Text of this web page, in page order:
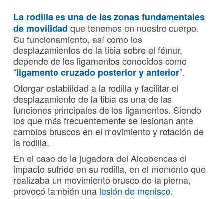
La rodilla es una de las zonas fundamentales
de movilidad que tenemos en nuestro cuerpo.
Su funcionamiento, así como los
desplazamientos de la tibia sobre el fémur,
depende de los ligamentos conocidos como
“ligamento cruzado posterior y anterior”.
Otorgar estabilidad a la rodilla y facilitar el
desplazamiento de la tibia es una de las
funciones principales de los ligamentos. Siendo
los que más frecuentemente se lesionan ante
cambios bruscos en el movimiento y rotación de
la rodilla.
En el caso de la jugadora del Alcobendas el
impacto sufrido en su rodilla, en el momento que
realizaba un movimiento brusco de la pierna,
provocó también una lesión de menisco.